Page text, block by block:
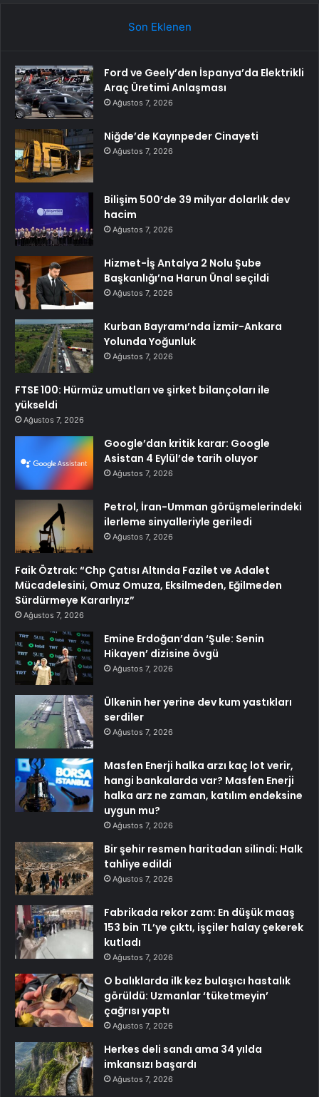
Son Eklenen
Ford ve Geely’den İspanya’da Elektrikli
Araç Üretimi Anlaşması
Ağustos 7, 2026
Niğde’de Kayınpeder Cinayeti
Ağustos 7, 2026
Bilişim 500’de 39 milyar dolarlık dev
hacim
Ağustos 7, 2026
Hizmet-İş Antalya 2 Nolu Şube
Başkanlığı’na Harun Ünal seçildi
Ağustos 7, 2026
Kurban Bayramı’nda İzmir-Ankara
Yolunda Yoğunluk
Ağustos 7, 2026
FTSE 100: Hürmüz umutları ve şirket bilançoları ile
yükseldi
Ağustos 7, 2026
Google’dan kritik karar: Google
Asistan 4 Eylül’de tarih oluyor
Ağustos 7, 2026
Petrol, İran-Umman görüşmelerindeki
ilerleme sinyalleriyle geriledi
Ağustos 7, 2026
Faik Öztrak: “Chp Çatısı Altında Fazilet ve Adalet
Mücadelesini, Omuz Omuza, Eksilmeden, Eğilmeden
Sürdürmeye Kararlıyız”
Ağustos 7, 2026
Emine Erdoğan’dan ‘Şule: Senin
Hikayen’ dizisine övgü
Ağustos 7, 2026
Ülkenin her yerine dev kum yastıkları
serdiler
Ağustos 7, 2026
Masfen Enerji halka arzı kaç lot verir,
hangi bankalarda var? Masfen Enerji
halka arz ne zaman, katılım endeksine
uygun mu?
Ağustos 7, 2026
Bir şehir resmen haritadan silindi: Halk
tahliye edildi
Ağustos 7, 2026
Fabrikada rekor zam: En düşük maaş
153 bin TL’ye çıktı, işçiler halay çekerek
kutladı
Ağustos 7, 2026
O balıklarda ilk kez bulaşıcı hastalık
görüldü: Uzmanlar ‘tüketmeyin’
çağrısı yaptı
Ağustos 7, 2026
Herkes deli sandı ama 34 yılda
imkansızı başardı
Ağustos 7, 2026